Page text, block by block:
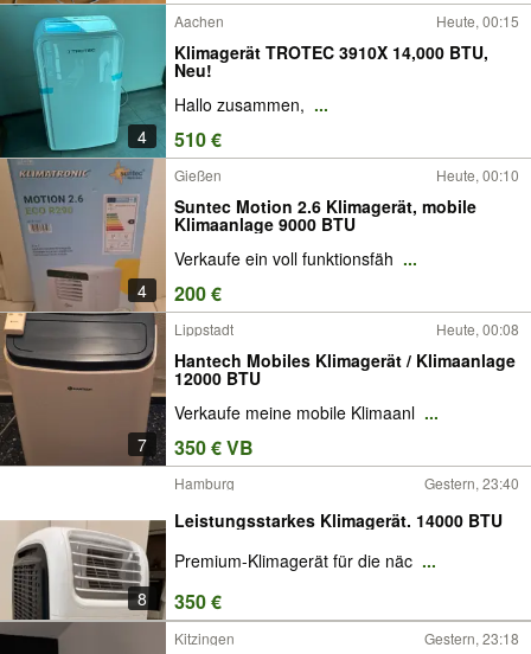
4
Aachen Heute, 00:15
Klimagerät TROTEC 3910X 14,000 BTU,
Neu!
Hallo zusammen, ...
510 €
4
Gießen Heute, 00:10
Suntec Motion 2.6 Klimagerät, mobile
Klimaanlage 9000 BTU
Verkaufe ein voll funktionsfäh ...
200 €
7
Lippstadt Heute, 00:08
Hantech Mobiles Klimagerät / Klimaanlage
12000 BTU
Verkaufe meine mobile Klimaanl ...
350 € VB
8
Hamburg Gestern, 23:40
Leistungsstarkes Klimagerät. 14000 BTU
Premium-Klimagerät für die näc ...
350 €
Kitzingen Gestern, 23:18